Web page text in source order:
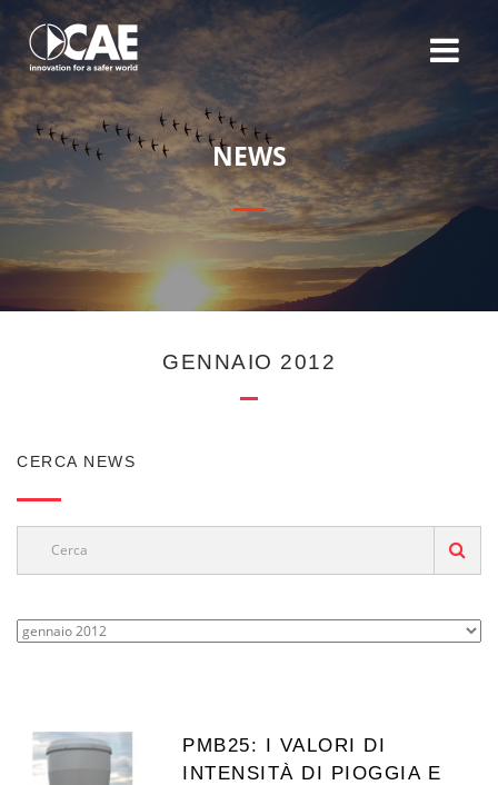
NEWS
GENNAIO 2012
CERCA NEWS
PMB25: I VALORI DI
INTENSITÀ DI PIOGGIA E